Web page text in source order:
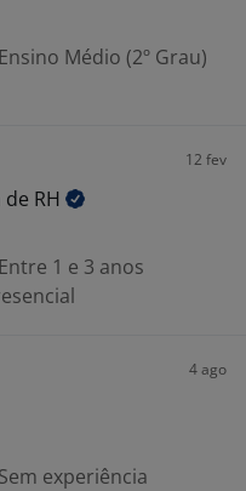
Ensino Médio (2º Grau)
12 fev
de RH
Entre 1 e 3 anos
4 ago
Sem experiência